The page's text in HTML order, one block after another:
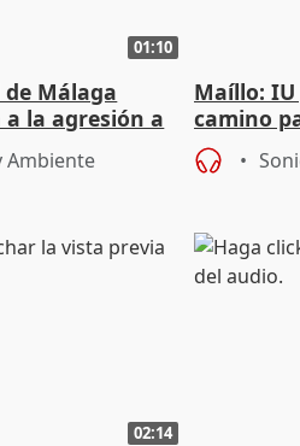
01:10
Málaga
la agresión a
Ambiente
Maíllo:
camino
unitarios
02:14